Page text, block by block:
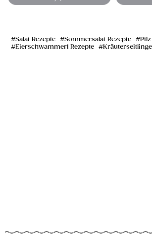
Salat Rezepte Sommersalat Rezepte
Pilz
Eierschwammerl Rezepte